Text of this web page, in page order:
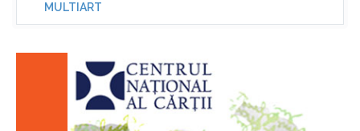
MULTIART